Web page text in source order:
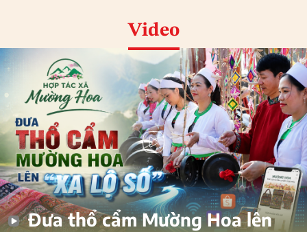
Video
Đưa thổ cẩm Mường Hoa lên